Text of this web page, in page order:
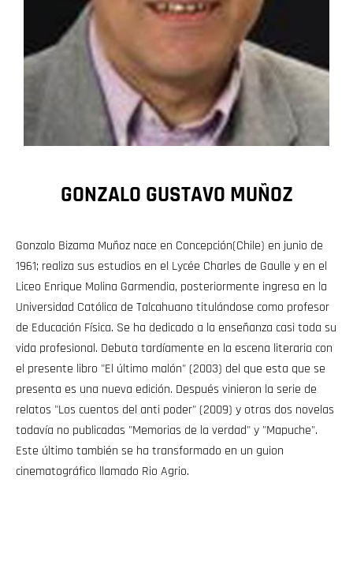
GONZALO GUSTAVO MUÑOZ
Gonzalo Bizama Muñoz nace en Concepción(Chile) en junio de
1961; realiza sus estudios en el Lycée Charles de Gaulle y en el
Liceo Enrique Molina Garmendia, posteriormente ingresa en la
Universidad Católica de Talcahuano titulándose como profesor
de Educación Física. Se ha dedicado a la enseñanza casi toda su
vida profesional. Debuta tardíamente en la escena literaria con
el presente libro "El último malón" (2003) del que esta que se
presenta es una nueva edición. Después vinieron la serie de
relatos "Los cuentos del anti poder" (2009) y otras dos novelas
todavía no publicadas "Memorias de la verdad" y "Mapuche".
Este último también se ha transformado en un guion
cinematográfico llamado Rio Agrio.